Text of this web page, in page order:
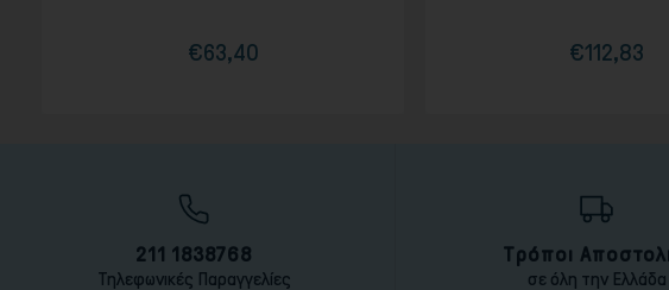
Τιμή
€63,40
Κανονική
Τιμή
€112,83
Κανονική
211 1838768
Τηλεφωνικές Παραγγελίες
Τρόποι
σε όλη την Ελλάδα